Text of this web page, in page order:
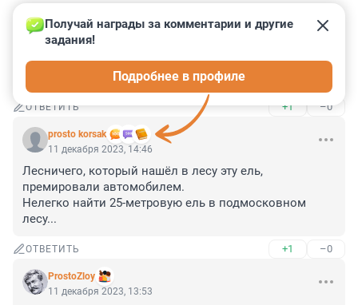
Гость
11 декабря 2023, 16:04
спилили, разворовали, украли - других новостей для
ОТВЕТИТЬ +1 –0
prosto korsak
Получай награды за комментарии и другие
задания!
Подробнее в профиле
11 декабря 2023, 14:46
Лесничего, который нашёл в лесу эту ель,
премировали автомобилем.
Нелегко найти 25-метровую ель в подмосковном
лесу...
ОТВЕТИТЬ +1 –0
ProstoZloy
11 декабря 2023, 13:53